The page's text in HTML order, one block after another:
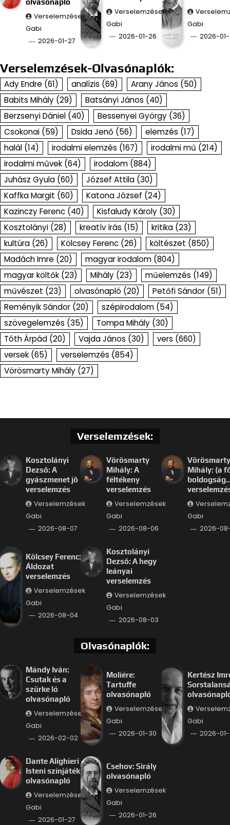
olvasónapló
Verselemzések
Gabi
2026-01-27
Verselemzések
Gabi
2026-01-26
Gabi
2026-
Verselemzések-Olvasónaplók:
Ady Endre (61) analízis (69) Arany János (50)
Babits Mihály (29) Batsányi János (40)
Berzsenyi Dániel (40) Bessenyei György (36)
Csokonai (59) Dsida Jenő (56) elemzés (17)
halál (14) irodalmi elemzés (167) irodalmi mű (214)
irodalmi művek (64) irodalom (884)
Juhász Gyula (60) József Attila (30)
Kaffka Margit (60) Katona József (24)
Kazinczy Ferenc (40) Kisfaludy Károly (30)
Kosztolányi (28) kreatív írás (15) kritika (23)
kultúra (26) Kölcsey Ferenc (26) költészet (850)
Madách Imre (20) magyar irodalom (804)
magyar költők (23) Mihály (23) műelemzés (149)
művészet (23) olvasónapló (20) Petőfi Sándor (51)
Reményik Sándor (20) szépirodalom (54)
szövegelemzés (35) Tompa Mihály (30)
Tóth Árpád (20) Vajda János (30) vers (660)
versek (65) verselemzés (854)
Vörösmarty Mihály (27)
Verselemzések:
Kosztolányi
Dezső: A
gyászmenet jő
verselemzés
Verselemzések
Gabi
2026-08-07
Vörösmarty
Mihály: A
féltékeny
verselemzés
Verselemzések
Gabi
2026-08-06
Vörösmarty
Mihály: (a
Gabi
2026-
Kölcsey Ferenc:
Áldozat
verselemzés
Verselemzések
Gabi
2026-08-04
Kosztolányi
Dezső: A hegy
leányai
verselemzés
Verselemzések
Gabi
2026-08-03
Olvasónaplók:
Mándy Iván:
Csutak és a
szürke ló
olvasónapló
Verselemzések
Gabi
2026-02-02
Moliére:
Tartuffe
olvasónapló
Verselemzések
Gabi
2026-01-30
Kertész
Gabi
2026-
Dante Alighieri –
Isteni színjáték
olvasónapló
Verselemzések
Gabi
2026-01-27
Csehov: Sirály
olvasónapló
Verselemzések
Gabi
2026-01-26